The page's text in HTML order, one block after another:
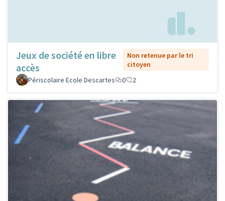
Jeux de société en libre
accès
Non retenue par le tri
citoyen
Périscolaire Ecole Descartes
0 2